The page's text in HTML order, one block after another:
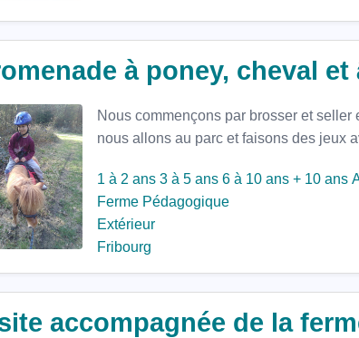
à poney, cheval et
Nous commençons par brosser et
nous allons au parc et faisons des jeux
1 à 2 ans 3 à 5 ans 6 à 10 ans + 10 ans
Ferme Pédagogique
Extérieur
Fribourg
accompagnée de la